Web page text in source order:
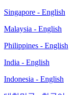
Singapore - English
Malaysia - English
Philippines - English
India - English
Indonesia - English